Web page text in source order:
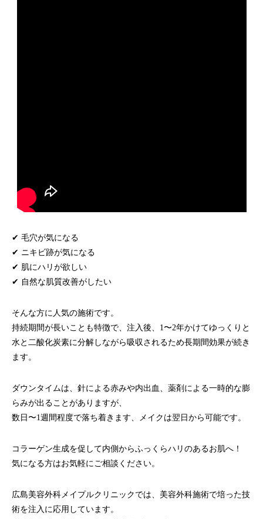
✔ 毛穴が気になる
✔ ニキビ跡が気になる
✔ 肌にハリが欲しい
✔ 自然な肌質改善がしたい
そんな方に人気の施術です。
持続期間が長いことも特徴で、注入後、1〜2年かけてゆっくりと
水と二酸化炭素に分解しながら吸収されるため長期間効果が続き
ます。
ダウンタイムは、針による赤みや内出血、薬剤による一時的な膨
らみが出ることがありますが、
数日〜1週間程度で落ち着きます、メイクは翌日から可能です。
コラーゲン生成を促して内側からふっくらハリのあるお肌へ！
気になる方はお気軽にご相談ください。
広島美容外科メイプルクリニックでは、美容外科施術で培った技
術を注入に応用しています。